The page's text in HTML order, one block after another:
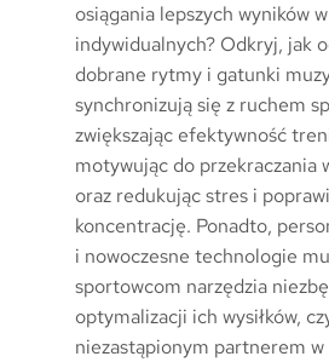
osiągania lepszych wyników
indywidualnych? Odkryj, jak
dobrane rytmy i gatunki
synchronizują się z ruchem
zwiększając efektywność
motywując do przekraczania
oraz redukując stres i
koncentrację. Ponadto,
i nowoczesne technologie
sportowcom narzędzia
optymalizacji ich wysiłków,
niezastąpionym partnerem w